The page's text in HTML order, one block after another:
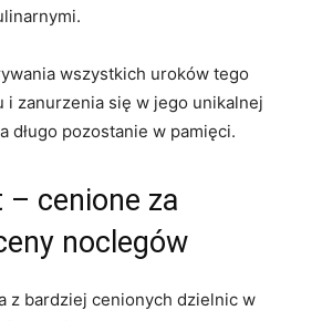
wszystkich ‍uroków tego
i zanurzenia się w jego unikalnej
długo pozostanie w pamięci.
​cenione za
noclegów
z bardziej cenionych dzielnic w